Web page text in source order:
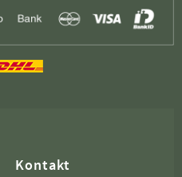
Kontakt